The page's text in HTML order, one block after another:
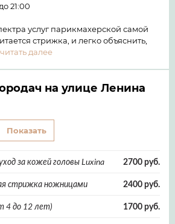
21:00
услуг парикмахерской самой
стрижка, и легко объяснить,
читать далее
на улице Ленина
Показать
за кожей головы Luxina 2700 руб.
стрижка ножницами 2400 руб.
4 до 12 лет) 1700 руб.